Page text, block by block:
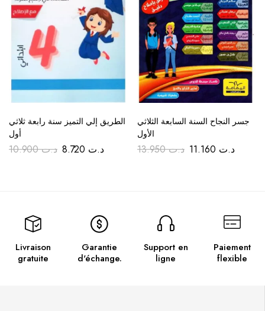
الطريق إلي التميز سنة رابعة ثلاثي
أول
د.ت10.900 د.ت
جسر النجاح السنة السابعة الثلاثي
الأول
د.ت13.950 د.ت
Livraison
gratuite
Garantie
d'échange.
Support en
ligne
Paiement
flexible